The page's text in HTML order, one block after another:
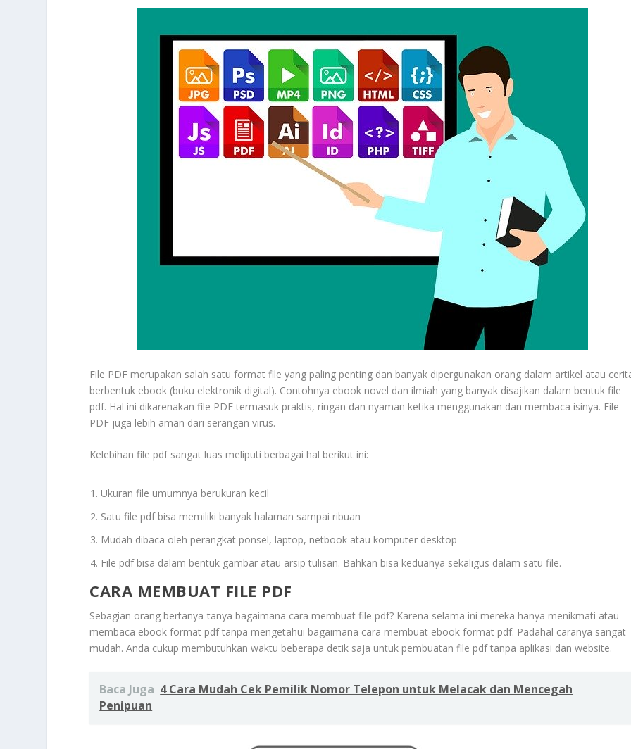
File PDF merupakan salah satu format file yang paling penting dan banyak dipergunakan orang dalam artikel atau
berbentuk ebook (buku elektronik digital). Contohnya ebook novel dan ilmiah yang banyak disajikan dalam bentuk file
pdf. Hal ini dikarenakan file PDF termasuk praktis, ringan dan nyaman ketika menggunakan dan membaca isinya. File
PDF juga lebih aman dari serangan virus.
Kelebihan file pdf sangat luas meliputi berbagai hal berikut ini:
Ukuran file umumnya berukuran kecil
Satu file pdf bisa memiliki banyak halaman sampai ribuan
Mudah dibaca oleh perangkat ponsel, laptop, netbook atau komputer desktop
File pdf bisa dalam bentuk gambar atau arsip tulisan. Bahkan bisa keduanya sekaligus dalam satu file.
CARA MEMBUAT FILE PDF
Sebagian orang bertanya-tanya bagaimana cara membuat file pdf? Karena selama ini mereka hanya menikmati atau
membaca ebook format pdf tanpa mengetahui bagaimana cara membuat ebook format pdf. Padahal caranya sangat
mudah. Anda cukup membutuhkan waktu beberapa detik saja untuk pembuatan file pdf tanpa aplikasi dan website.
Baca Juga 4 Cara Mudah Cek Pemilik Nomor Telepon untuk Melacak dan Mencegah
Penipuan